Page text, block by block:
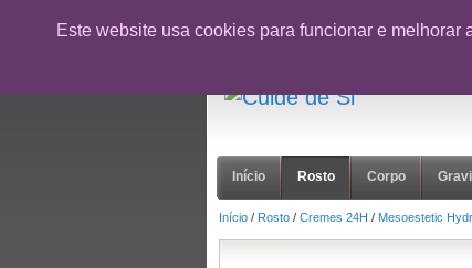
Este website usa cookies para funcionar e
CUPÃO: NOVOCLIENTE26 -
Início Rosto Corpo
Início / Rosto / Cremes 24H / Mesoestetic